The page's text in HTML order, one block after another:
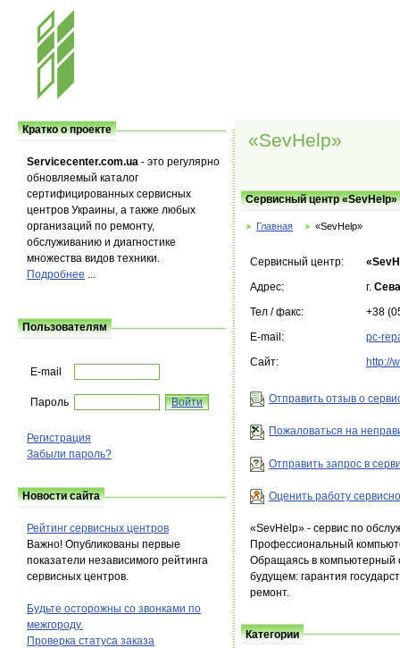
«SevHelp»
Сервисный центр «SevHelp»
Главная «SevHelp»
Сервисный центр:
Адрес:
г.
Тел / факс:
+38
E-mail:
pc-
Сайт:
http://
Отправить отзыв о
Пожаловаться на
Отправить запрос в
Оценить работу
«SevHelp» - сервис по
Профессиональный
Обращаясь в компьютерный
будущем: гарантия
ремонт.
Категории
Кратко о проекте
Servicecenter.com.ua - это регулярно
обновляемый каталог
сертифицированных сервисных
центров Украины, а также любых
организаций по ремонту,
обслуживанию и диагностике
множества видов техники.
Подробнее ...
Пользователям
E-mail
Пароль
Регистрация
Забыли пароль?
Новости сайта
Рейтинг сервисных центров
Важно! Опубликованы первые
показатели независимого рейтинга
сервисных центров.
Будьте осторожны со звонками по
межгороду.
Проверка статуса заказа